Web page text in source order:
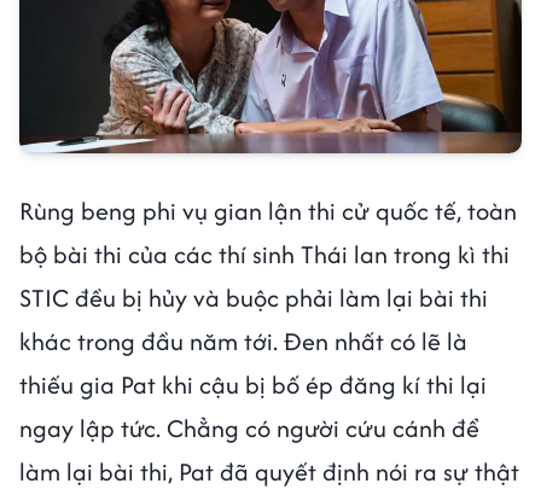
Rùng beng phi vụ gian lận thi cử quốc tế, toàn
bộ bài thi của các thí sinh Thái lan trong kì thi
STIC đều bị hủy và buộc phải làm lại bài thi
khác trong đầu năm tới. Đen nhất có lẽ là
thiếu gia Pat khi cậu bị bố ép đăng kí thi lại
ngay lập tức. Chẳng có người cứu cánh để
làm lại bài thi, Pat đã quyết định nói ra sự thật